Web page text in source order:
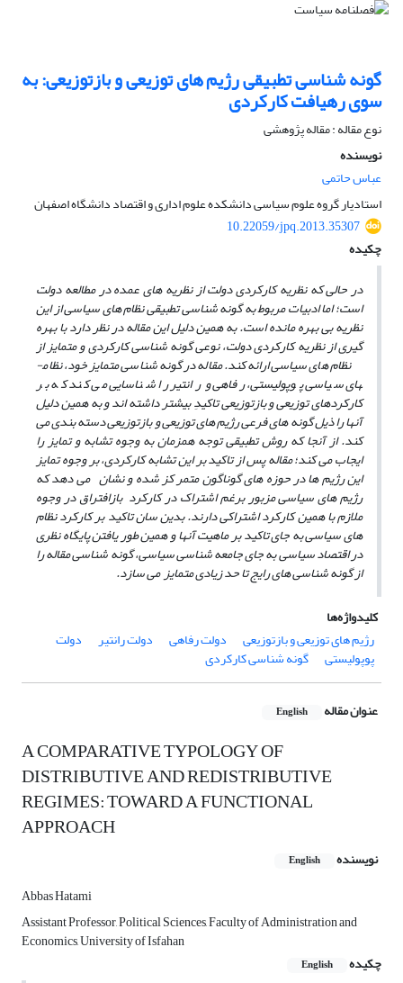
گونه شناسی تطبیقی رژیم های توزیعی و بازتوزیعی: به
سوی رهیافت کارکردی
نوع مقاله : مقاله پژوهشی
نویسنده
عباس حاتمی
استادیار گروه علوم سیاسی دانشکده علوم اداری و اقتصاد دانشگاه اصفهان
10.22059/jpq.2013.35307
چکیده
در حالی که نظریه کارکردی دولت از نظریه های عمده در مطالعه دولت
است؛ اما ادبیات مربوط به گونه شناسی تطبیقی نظام های سیاسی از این
نظریه بی بهره مانده است. به همین دلیل این مقاله در نظر دارد با بهره
گیری از نظریه کارکردی دولت، نوعی گونه شناسی کارکردی و متمایز از
نظام های سیاسی ارائه کند. مقاله در گونه شناسی متمایز خود، نظام­
های سیاسی پوپولیستی، رفاهی و رانتیر را شناسایی می کند که بر
کارکردهای توزیعی و بازتوزیعی تاکیدِ بیشتر داشته اند و به همین دلیل
آنها را ذیل گونه های فرعی رژیم های توزیعی و بازتوزیعی دسته بندی می
کند. از آنجا که روش تطبیقی توجه همزمان به وجوه تشابه و تمایز را
ایجاب می کند؛ مقاله پس از تاکید بر این تشابه کارکردی، بر وجوه تمایز
این رژیم ها در حوزه های گوناگون متمر کز شده و نشان می دهد که
رژیم های سیاسی مزبور برغم اشتراک در کارکرد بازافتراق در وجوه
ملازم با همین کارکرد اشتراکی دارند. بدین سان تاکید بر کارکرد نظام
های سیاسی به جای تاکید بر ماهیت آنها و همین طور یافتن پایگاه نظری
در اقتصاد سیاسی به جای جامعه شناسی سیاسی، گونه شناسی مقاله را
از گونه شناسی های رایج تا حد زیادی متمایز می سازد.
کلیدواژه‌ها
رژیم های توزیعی و بازتوزیعی
دولت رفاهی دولت رانتیر دولت
پوپولیستی گونه شناسی کارکردی
عنوان مقاله English
A COMPARATIVE TYPOLOGY OF
DISTRIBUTIVE AND REDISTRIBUTIVE
REGIMES: TOWARD A FUNCTIONAL
APPROACH
نویسنده English
Abbas Hatami
Assistant Professor, Political Sciences, Faculty of Administration and
Economics, University of Isfahan
چکیده
English